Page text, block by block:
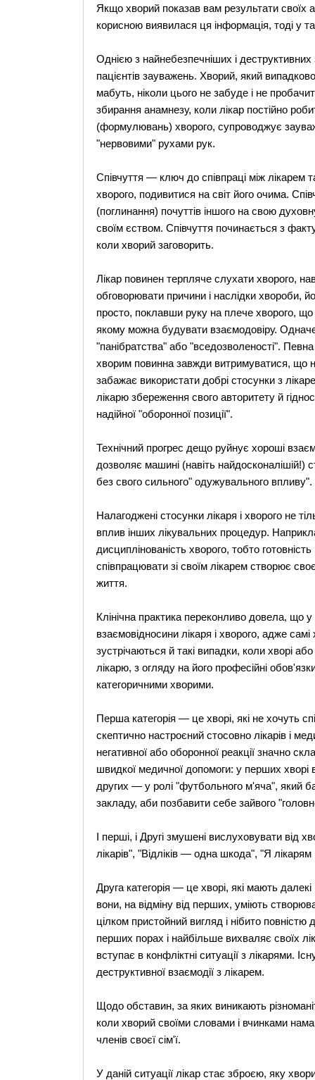
Якщо хворий показав вам результати своїх
корисною виявилася ця інформація, тоді у
Однією з найнебезпечніших і
пацієнтів зауважень. Хворий, який
мабуть, ніколи цього не забуде і не
збирання анамнезу, коли лікар постійно
(формулювань) хворого, супроводжує
"нервовими" рухами рук.
Співчуття — ключ до співпраці між лікарем
хворого, подивитися на світ його очима.
(поглинання) почуттів іншого на свою
своїм єством. Співчуття починається з
коли хворий заговорить.
Лікар повинен терпляче слухати хворого,
обговорювати причини і наслідки хвороби,
просто, поклавши руку на плече хворого,
якому можна будувати взаємодовіру.
"панібратства" або "вседозволеності".
хворим повинна завжди витримуватися, що
забажає використати добрі стосунки з
лікарю збереження свого авторитету й
надійної "оборонної позиції".
Технічний прогрес дещо руйнує хороші
дозволяє машині (навіть найдосконалішій!)
без свого сильного" одужувального впливу".
Налагоджені стосунки лікаря і хворого не
вплив інших лікувальних процедур.
дисциплінованість хворого, тобто
співпрацювати зі своїм лікарем створює
життя.
Клінічна практика переконливо довела, що
взаємовідносини лікаря і хворого, адже
зустрічаються й такі випадки, коли хворі
лікарю, з огляду на його професійні
категоричними хворими.
Перша категорія — це хворі, які не хочуть
скептично настроєний стосовно лікарів і
негативної або оборонної реакції значно
швидкої медичної допомоги: у перших хворі
других — у ролі "футбольного м'яча", який
закладу, аби позбавити себе зайвого
І перші, і Другі змушені вислуховувати від
лікарів", "Відліків — одна шкода", "Я лікарям
Друга категорія — це хворі, які мають
вони, на відміну від перших, уміють
цілком пристойний вигляд і нібито
перших порах і найбільше вихваляє своїх
вступає в конфліктні ситуації з лікарями.
деструктивної взаємодії з лікарем.
Щодо обставин, за яких виникають
коли хворий своїми словами і вчинками
членів своєї сім'ї.
У даній ситуації лікар стає зброєю, яку